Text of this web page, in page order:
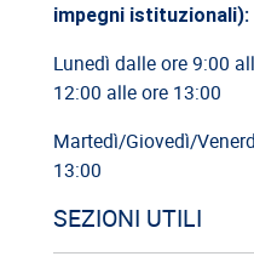
impegni istituzionali):
Lunedì dalle ore 9:00
12:00 alle ore 13:00
Martedì/Giovedì/
13:00
SEZIONI UTILI